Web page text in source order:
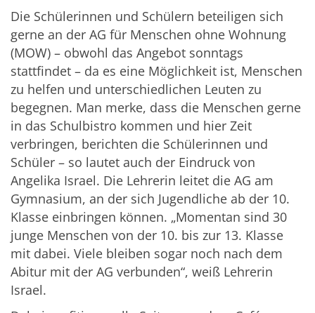
Die Schülerinnen und Schülern beteiligen sich
gerne an der AG für Menschen ohne Wohnung
(MOW) – obwohl das Angebot sonntags
stattfindet – da es eine Möglichkeit ist, Menschen
zu helfen und unterschiedlichen Leuten zu
begegnen. Man merke, dass die Menschen gerne
in das Schulbistro kommen und hier Zeit
verbringen, berichten die Schülerinnen und
Schüler – so lautet auch der Eindruck von
Angelika Israel. Die Lehrerin leitet die AG am
Gymnasium, an der sich Jugendliche ab der 10.
Klasse einbringen können. „Momentan sind 30
junge Menschen von der 10. bis zur 13. Klasse
mit dabei. Viele bleiben sogar noch nach dem
Abitur mit der AG verbunden“, weiß Lehrerin
Israel.